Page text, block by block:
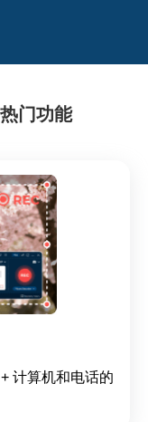
门功能
计算机和电话的